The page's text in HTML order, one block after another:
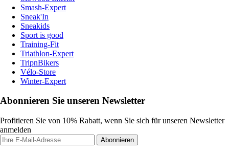
Smash-Expert
Sneak'In
Sneakids
Sport is good
Training-Fit
Triathlon-Expert
TripnBikers
Vélo-Store
Winter-Expert
Abonnieren Sie unseren Newsletter
Profitieren Sie von 10% Rabatt, wenn Sie sich für unseren Newsletter
anmelden
Abonnieren